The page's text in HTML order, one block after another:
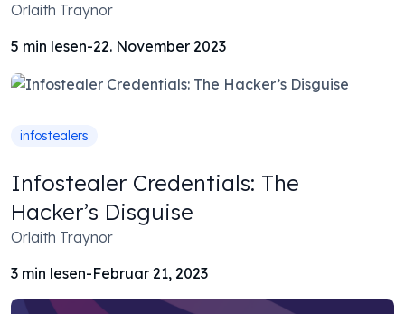
Orlaith Traynor
5 min lesen-22. November 2023
infostealers
Infostealer Credentials: The
Hacker’s Disguise
Orlaith Traynor
3 min lesen-Februar 21, 2023